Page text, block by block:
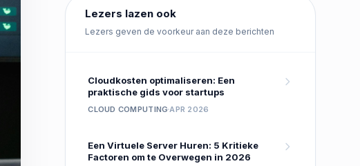
Lezers lazen ook
Lezers geven de voorkeur aan deze berichten
Cloudkosten optimaliseren: Een
praktische gids voor startups
CLOUD COMPUTINGAPR 2026
Een Virtuele Server Huren: 5 Kritieke
Factoren om te Overwegen in 2026